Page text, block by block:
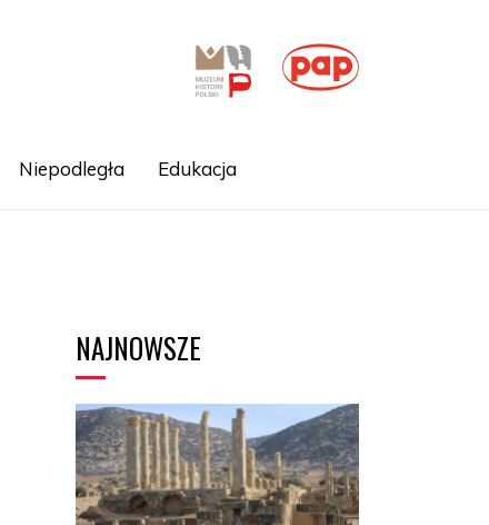
Niepodległa Edukacja
NAJNOWSZE